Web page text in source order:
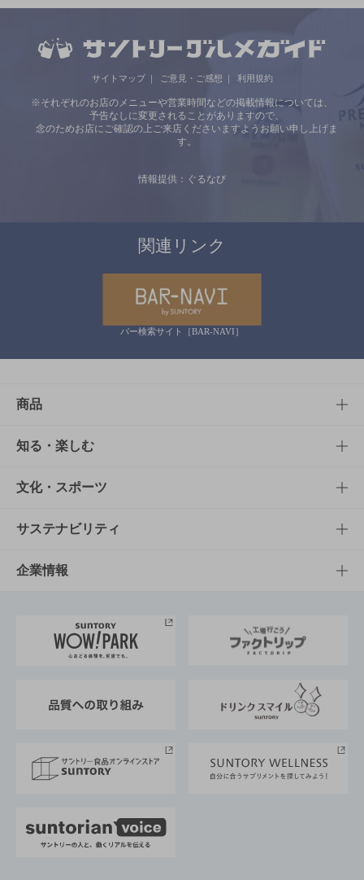
サイトマップ ご意見・ご感想 利用規約
※それぞれのお店のメニューや営業時間などの掲載情報については、
予告なしに変更されることがありますので、
念のためお店にご確認の上ご来店くださいますようお願い申し上げま
す。
情報提供：ぐるなび
関連リンク
バー検索サイト［BAR-NAVI］
商品
商品TOP
商品一覧
商品発売情報
栄養成分一覧
知る・楽しむ
知る・楽しむTOP
キャンペーン
工場見学
地域情報
文化・スポーツ
文化・スポーツTOP
サントリーホール
サントリーサンバーズ大阪
サステナビリティ
サステナビリティTOP
サントリーが考えるサステナビリティ経営
企業情報
企業概要
採用情報